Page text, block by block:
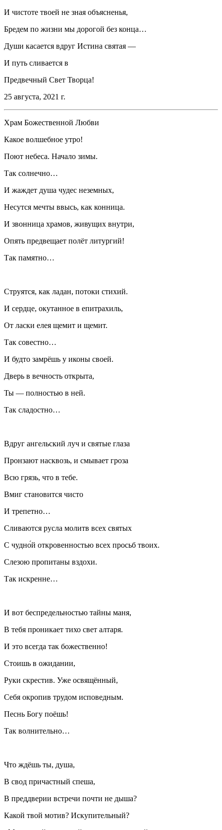
И чистоте твоей не зная объясненья,
Бредем по жизни мы дорогой без конца…
Души касается вдруг Истина святая —
И путь сливается в
Предвечный Свет Творца!
25 августа, 2021 г.
Храм Божественной Любви
Какое волшебное утро!
Поют небеса. Начало зимы.
Так солнечно…
И жаждет душа чудес неземных,
Несутся мечты ввысь, как конница.
И звонница храмов, живущих внутри,
Опять предвещает полёт литургий!
Так памятно…
Струятся, как ладан, потоки стихий.
И сердце, окутанное в епитрахиль,
От ласки елея щемит и щемит.
Так совестно…
И будто замрёшь у иконы своей.
Дверь в вечность открыта,
Ты — полностью в ней.
Так сладостно…
Вдруг ангельский луч и святые глаза
Пронзают насквозь, и смывает гроза
Всю грязь, что в тебе.
Вмиг становится чисто
И трепетно…
Сливаются русла молитв всех святых
С чудно́й откровенностью всех просьб твоих.
Слезою пропитаны вздохи.
Так искренне…
И вот беспредельностью тайны маня,
В тебя проникает тихо свет алтаря.
И это всегда так божественно!
Стоишь в ожидании,
Руки скрестив. Уже освящённый,
Себя окропив трудом исповедным.
Песнь Богу поёшь!
Так волнительно…
Что ждёшь ты, душа,
В свод причастный спеша,
В преддверии встречи почти не дыша?
Какой твой мотив? Искупительный?